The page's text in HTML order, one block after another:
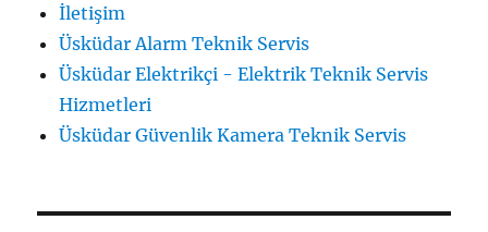
İletişim
Üsküdar Alarm Teknik Servis
Üsküdar Elektrikçi - Elektrik Teknik Servis
Hizmetleri
Üsküdar Güvenlik Kamera Teknik Servis